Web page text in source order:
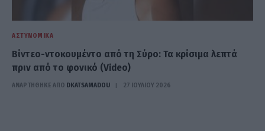
ΑΣΤΥΝΟΜΙΚΆ
Βίντεο-ντοκουμέντο από τη Σύρο: Τα κρίσιμα λεπτά
πριν από το φονικό (Video)
ΑΝΑΡΤΗΘΗΚΕ ΑΠΟ DKATSAMADOU 27 ΙΟΥΛΊΟΥ 2026